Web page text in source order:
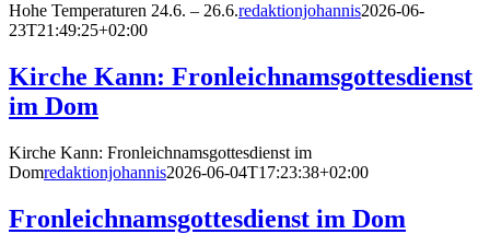
Hohe Temperaturen 24.6. – 26.6.redaktionjohannis2026-06-
23T21:49:25+02:00
Kirche Kann: Fronleichnamsgottesdienst
im Dom
Kirche Kann: Fronleichnamsgottesdienst im
Domredaktionjohannis2026-06-04T17:23:38+02:00
Fronleichnamsgottesdienst im Dom